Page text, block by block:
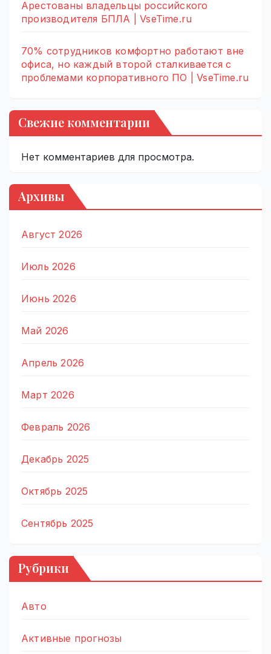
Арестованы владельцы российского
производителя БПЛА | VseTime.ru
70% сотрудников комфортно работают вне
офиса, но каждый второй сталкивается с
проблемами корпоративного ПО | VseTime.ru
Свежие комментарии
Нет комментариев для просмотра.
Архивы
Август 2026
Июль 2026
Июнь 2026
Май 2026
Апрель 2026
Март 2026
Февраль 2026
Декабрь 2025
Октябрь 2025
Сентябрь 2025
Рубрики
Авто
Активные прогнозы